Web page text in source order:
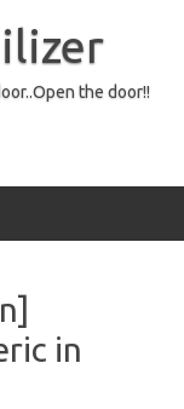
the door!!
in